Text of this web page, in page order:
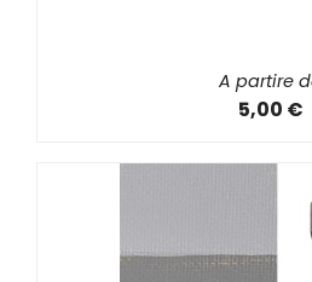
A partire
5,00 €